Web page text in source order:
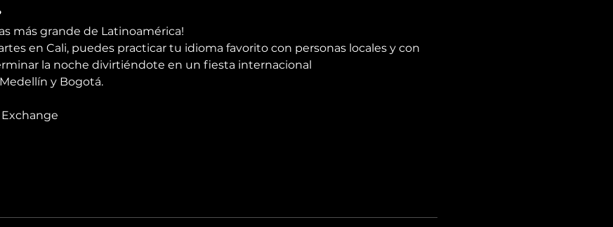
más grande de Latinoamérica!
en Cali, puedes practicar tu idioma favorito con personas locales y con
la noche divirtiéndote en un fiesta internacional
y Bogotá.